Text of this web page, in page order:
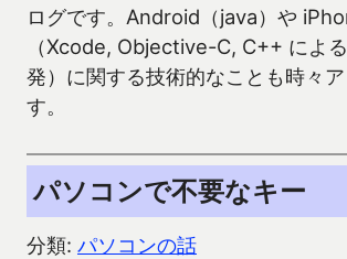
ログです。Android（java）や
（Xcode, Objective-C, C++ によ
発）に関する技術的なことも時々
す。
パソコンで不要なキー
分類: パソコンの話